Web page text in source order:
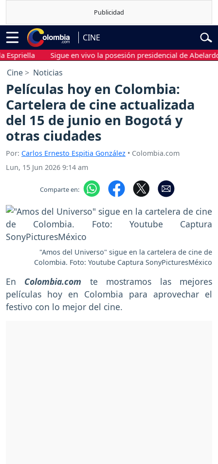
CINE
Sigue en vivo la posesión presidencial de Abelardo de la
Cine Noticias
Películas hoy en Colombia:
Cartelera de cine actualizada
del 15 de junio en Bogotá y
otras ciudades
Por: Carlos Ernesto Espitia González • Colombia.com
Lun, 15 Jun 2026 9:14 am
Comparte en:
"Amos del Universo" sigue en la cartelera de cine de
Colombia. Foto: Youtube Captura SonyPicturesMéxico
En Colombia.com te mostramos las mejores
películas hoy en Colombia para aprovechar el
festivo con lo mejor del cine.